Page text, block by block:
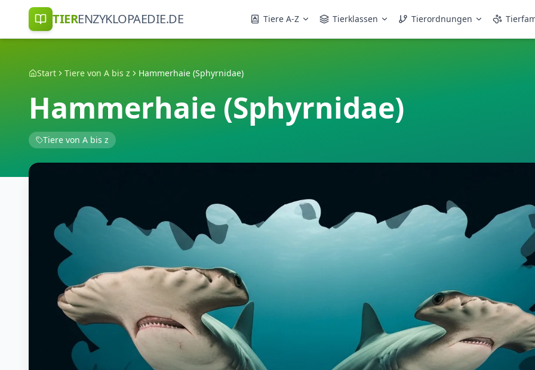
TIERENZYKLOPAEDIE.DE Tiere A-Z Tierklassen Tierordnungen
Start Tiere von A bis z Hammerhaie (Sphyrnidae)
Hammerhaie (Sphyrnidae)
Tiere von A bis z